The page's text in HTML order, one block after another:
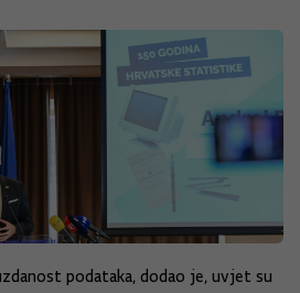
podataka, dodao je, uvjet su